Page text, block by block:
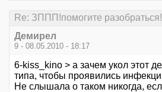
Re: ЗППП!помогите
Демирел
9 - 08.05.2010 - 18:17
6-kiss_kino > а зачем укол этот
типа, чтобы проявились
Не слышала о таком никогда,